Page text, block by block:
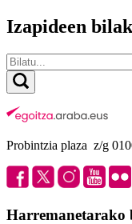
Izapideen
Probintzia plaza z/g
Harremanetarako